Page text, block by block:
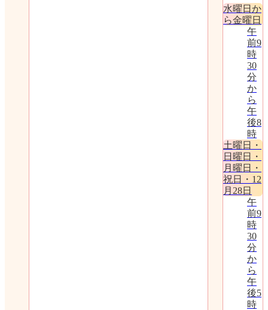
水曜日か
ら金曜日
午
前9
時
30
分
か
ら
午
後8
時
土曜日・
日曜日・
月曜日・
祝日・12
月28日
午
前9
時
30
分
か
ら
午
後5
時